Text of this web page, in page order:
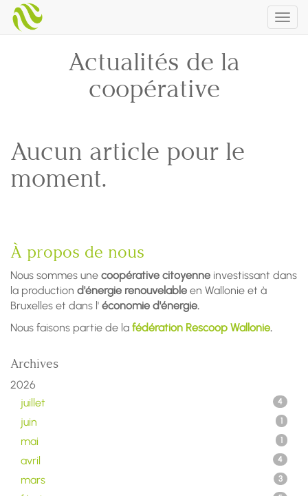
Actualités de la
coopérative
Aucun article pour le
moment.
À propos de nous
Nous sommes une coopérative citoyenne investissant dans
la production d'énergie renouvelable en Wallonie et à
Bruxelles et dans l' économie d'énergie.
Nous faisons partie de la fédération Rescoop Wallonie.
Archives
2026
juillet
4
juin 1
mai 1
avril 4
mars 3